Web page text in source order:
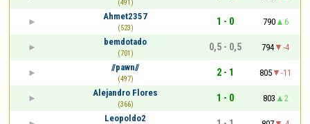
(491)
Ahmet2357
(523)
1 - 0 790
6
bemdotado
(701)
0,5 - 0,5 794
-4
//pawn//
(497)
2 - 1 805
-11
Alejandro Flores
(366)
1 - 0 803
2
Leopoldo2